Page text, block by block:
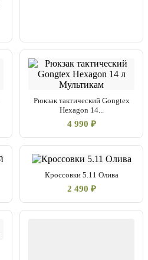
Рюкзак тактический Gongtex
Hexagon 14...
4 990 ₽
Кроссовки 5.11 Олива
2 490 ₽